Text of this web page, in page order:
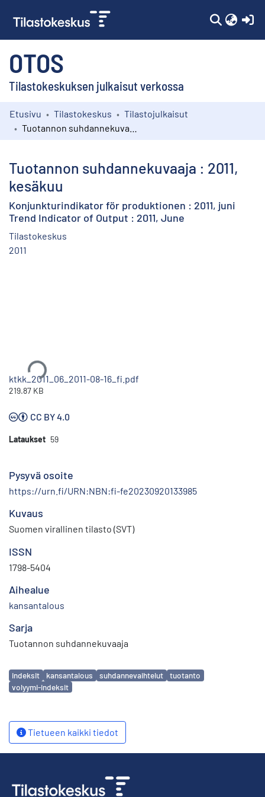
OTOS
Tilastokeskuksen julkaisut verkossa
Kokoelmat
Etusivu Tilastokeskus
Tilastojulkaisut
Tuotannon suhdannekuvaaja : 2011,
kesäkuu
Konjunkturindikator för produktionen : 2011, juni
Trend Indicator of Output : 2011, June
Tilastokeskus
2011
ktkk_2011_06_2011-08-16_fi.pdf
219.87 KB
CC BY 4.0
Lataukset 59
Pysyvä osoite
https://urn.fi/URN:NBN:fi-fe20230920133985
Kuvaus
Suomen virallinen tilasto (SVT)
ISSN
1798-5404
Aihealue
kansantalous
Sarja
Tuotannon suhdannekuvaaja
Avainsanat
indeksit kansantalous suhdannevaihtelut
tuotanto
volyymi-indeksit
Tietueen kaikki tiedot